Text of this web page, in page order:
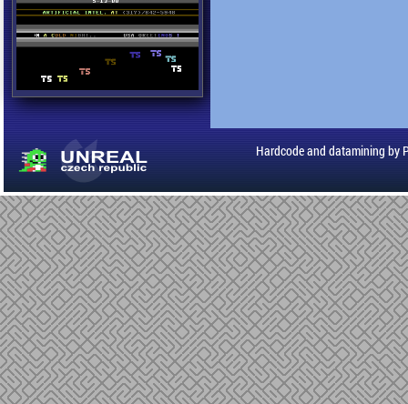
Hardcode and datamining by